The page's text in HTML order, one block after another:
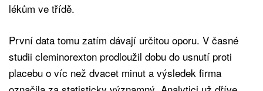
lékům ve třídě.
První data tomu zatím dávají určitou oporu. V časné
studii cleminorexton prodloužil dobu do usnutí proti
placebu o víc než dvacet minut a výsledek firma